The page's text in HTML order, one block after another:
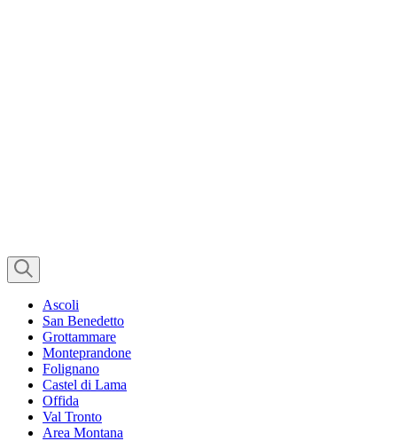
Ascoli
San Benedetto
Grottammare
Monteprandone
Folignano
Castel di Lama
Offida
Val Tronto
Area Montana